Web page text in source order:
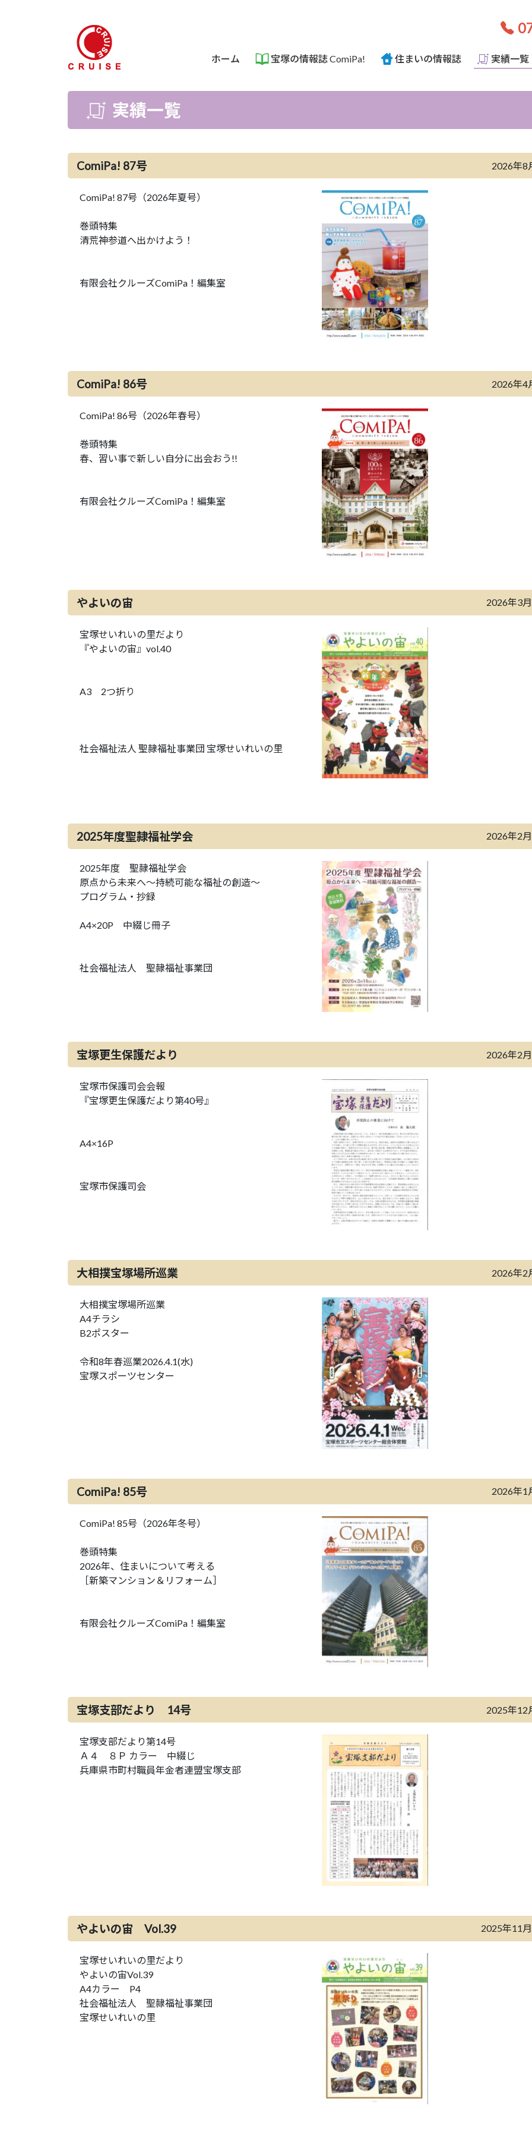
ホーム 宝塚の情報誌 ComiPa! 住まいの情報誌 実績一覧
実績一覧
ComiPa! 87号 2026年8
ComiPa! 87号（2026年夏号）
巻頭特集
清荒神参道へ出かけよう！
有限会社クルーズComiPa！編集室
ComiPa! 86号 2026年4
ComiPa! 86号（2026年春号）
巻頭特集
春、習い事で新しい自分に出会おう!!
有限会社クルーズComiPa！編集室
やよいの宙 2026年3
宝塚せいれいの里だより
『やよいの宙』vol.40
A3 2つ折り
社会福祉法人 聖隷福祉事業団 宝塚せいれいの里
2025年度聖隷福祉学会 2026年2
2025年度 聖隷福祉学会
原点から未来へ～持続可能な福祉の創造～
プログラム・抄録
A4×20P 中綴じ冊子
社会福祉法人 聖隷福祉事業団
宝塚更生保護だより 2026年2
宝塚市保護司会会報
『宝塚更生保護だより第40号』
A4×16P
宝塚市保護司会
大相撲宝塚場所巡業 2026年2
大相撲宝塚場所巡業
A4チラシ
B2ポスター
令和8年春巡業2026.4.1(水)
宝塚スポーツセンター
ComiPa! 85号 2026年1
ComiPa! 85号（2026年冬号）
巻頭特集
2026年、住まいについて考える
［新築マンション＆リフォーム］
有限会社クルーズComiPa！編集室
宝塚支部だより 14号 2025年12
宝塚支部だより第14号
Ａ４ ８Ｐ カラー 中綴じ
兵庫県市町村職員年金者連盟宝塚支部
やよいの宙 Vol.39 2025年11
宝塚せいれいの里だより
やよいの宙Vol.39
A4カラー P4
社会福祉法人 聖隷福祉事業団
宝塚せいれいの里